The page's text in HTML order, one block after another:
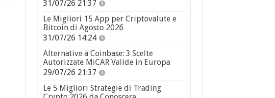
31/07/26 21:37
Le Migliori 15 App per Criptovalute e
Bitcoin di Agosto 2026
31/07/26 14:24
Alternative a Coinbase: 3 Scelte
Autorizzate MiCAR Valide in Europa
29/07/26 21:37
Le 5 Migliori Strategie di Trading